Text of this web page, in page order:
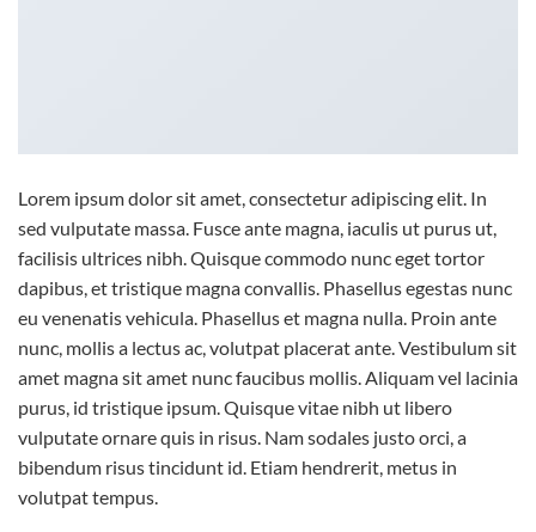
Lorem ipsum dolor sit amet, consectetur adipiscing elit. In
sed vulputate massa. Fusce ante magna, iaculis ut purus ut,
facilisis ultrices nibh. Quisque commodo nunc eget tortor
dapibus, et tristique magna convallis. Phasellus egestas nunc
eu venenatis vehicula. Phasellus et magna nulla. Proin ante
nunc, mollis a lectus ac, volutpat placerat ante. Vestibulum sit
amet magna sit amet nunc faucibus mollis. Aliquam vel lacinia
purus, id tristique ipsum. Quisque vitae nibh ut libero
vulputate ornare quis in risus. Nam sodales justo orci, a
bibendum risus tincidunt id. Etiam hendrerit, metus in
volutpat tempus.